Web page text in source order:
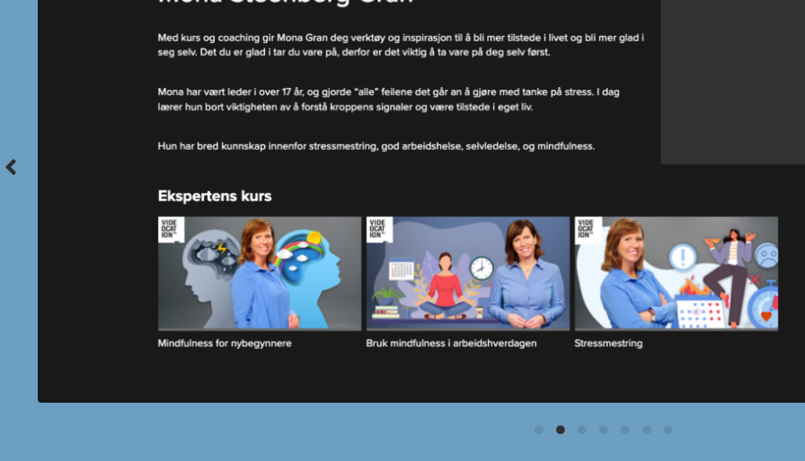
Våre ansatte har hektisk dager og de må takle store endringer. Vi ønsker derfor å gi
hverdag. Vi anbefaler stressmestringskurs med mindfulness og hjernetrening til alle
tempo.